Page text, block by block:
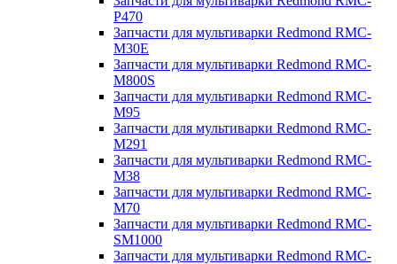
P470
Запчасти для мультиварки Redmond RMC-
M30E
Запчасти для мультиварки Redmond RMC-
M800S
Запчасти для мультиварки Redmond RMC-
M95
Запчасти для мультиварки Redmond RMC-
M291
Запчасти для мультиварки Redmond RMC-
M38
Запчасти для мультиварки Redmond RMC-
M70
Запчасти для мультиварки Redmond RMC-
SM1000
Запчасти для мультиварки Redmond RMC-